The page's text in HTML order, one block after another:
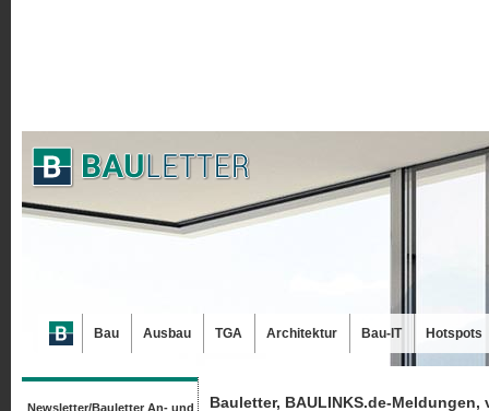
Bauletter, BAULINKS.de-Meldungen,
Newsletter/Bauletter An- und
Bau Ausbau TGA Architektur Bau-IT Hotspots